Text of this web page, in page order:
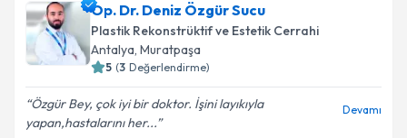
Op. Dr. Deniz Özgür Sucu
Plastik Rekonstrüktif ve Estetik Cerrahi
Antalya, Muratpaşa
5 (3 Değerlendirme)
Özgür Bey, çok iyi bir doktor. İşini layıkıyla
yapan,hastalarını her...
Devamı